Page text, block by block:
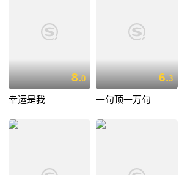
8.0
幸运是我
6.3
一句顶一万句